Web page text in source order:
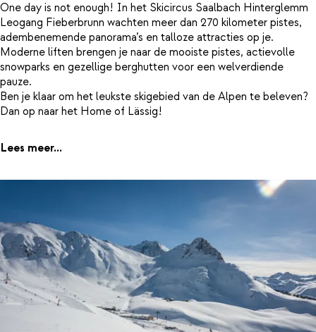
One day is not enough! In het Skicircus Saalbach Hinterglemm
Leogang Fieberbrunn wachten meer dan 270 kilometer pistes,
adembenemende panorama’s en talloze attracties op je.
Moderne liften brengen je naar de mooiste pistes, actievolle
snowparks en gezellige berghutten voor een welverdiende
pauze.
Ben je klaar om het leukste skigebied van de Alpen te beleven?
Dan op naar het Home of Lässig!
Lees meer...